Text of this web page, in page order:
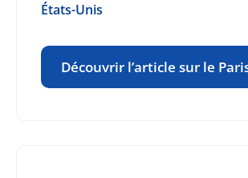
États-Unis
Découvrir l’article sur le